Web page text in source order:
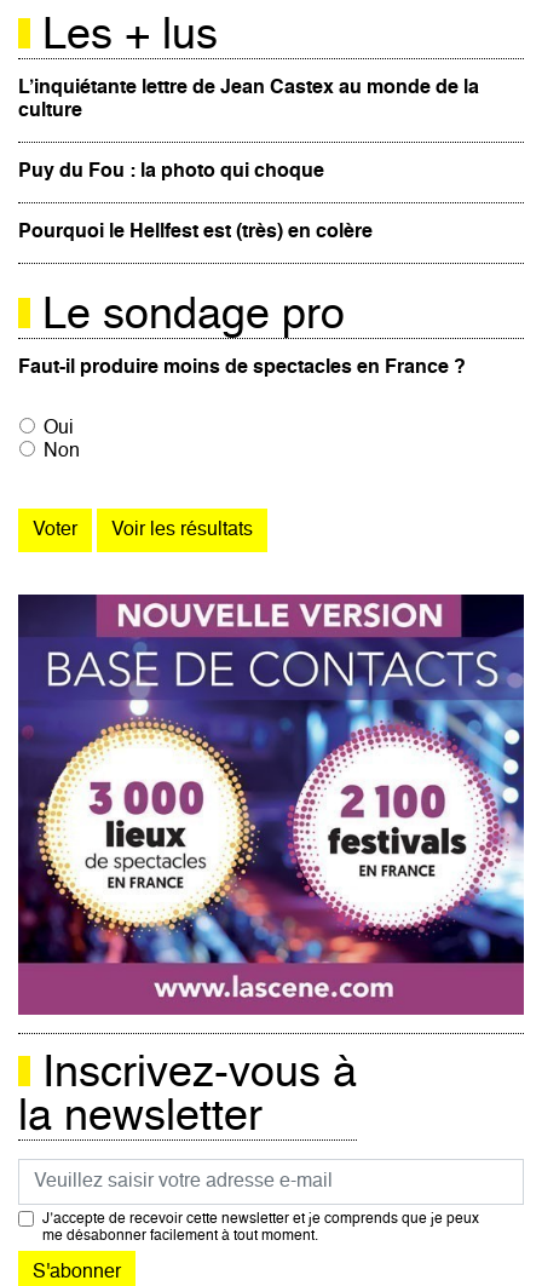
Les + lus
L’inquiétante lettre de Jean Castex au monde de la
culture
Puy du Fou : la photo qui choque
Pourquoi le Hellfest est (très) en colère
Le sondage pro
Faut-il produire moins de spectacles en France ?
Oui
Non
Inscrivez-vous à
la newsletter
Courriel
J’accepte de recevoir cette newsletter et je comprends que je peux
me désabonner facilement à tout moment.